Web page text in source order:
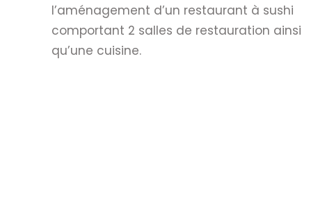
l’aménagement d’un restaurant à sushi
comportant 2 salles de restauration ainsi
qu’une cuisine.